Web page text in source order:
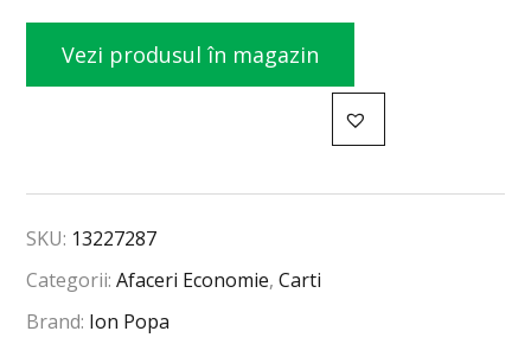
Vezi produsul în magazin
SKU: 13227287
Categorii:Afaceri Economie,Carti
Brand: Ion Popa